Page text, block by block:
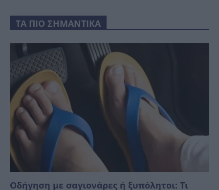
ΤΑ ΠΙΟ ΣΗΜΑΝΤΙΚΑ
Οδήγηση με σαγιονάρες ή ξυπόλητοι: Τι